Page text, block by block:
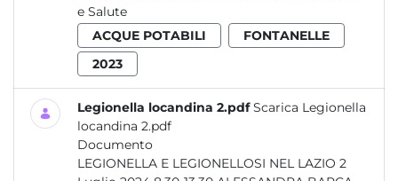
e Salute
ACQUE POTABILI
FONTANELLE
2023
Legionella locandina 2.pdf Scarica Legionella
locandina 2.pdf
Documento
LEGIONELLA E LEGIONELLOSI NEL LAZIO 2